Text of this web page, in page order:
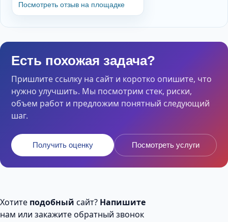
Посмотреть отзыв на площадке
Есть похожая задача?
Пришлите ссылку на сайт и коротко опишите, что
нужно улучшить. Мы посмотрим стек, риски,
объем работ и предложим понятный следующий
шаг.
Получить оценку Посмотреть услуги
Хотите подобный сайт? Напишите
нам или закажите обратный звонок